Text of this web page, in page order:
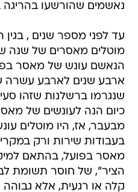
נאשמים שהורשעו בהריגה
עד לפני מספר שנים , בגין
מוטלים מאסרים של שנה
הנאשם עונש של מאסר
ארבע שנים לארבע עשרה
שנגרמו ברשלנות שזהו
כיום הנה לעונשים של
מבעבר, אז, היו מוטלים
בעבודות שירות ורק
מאסר בפועל, בהתאם
הציר", של חוסר תשומת לב
קלה או רגעית, אלא